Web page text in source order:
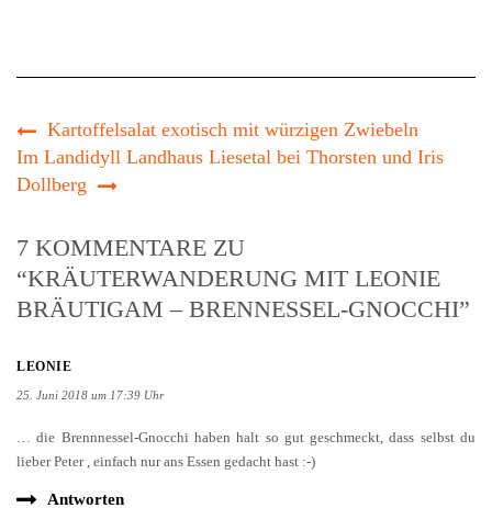
Kartoffelsalat exotisch mit würzigen Zwiebeln
Im Landidyll Landhaus Liesetal bei Thorsten und Iris
Dollberg
7 KOMMENTARE ZU
“KRÄUTERWANDERUNG MIT LEONIE
BRÄUTIGAM – BRENNESSEL-GNOCCHI”
LEONIE
25. Juni 2018 um 17:39 Uhr
… die Brennnessel-Gnocchi haben halt so gut geschmeckt, dass selbst du
lieber Peter , einfach nur ans Essen gedacht hast :-)
Antworten